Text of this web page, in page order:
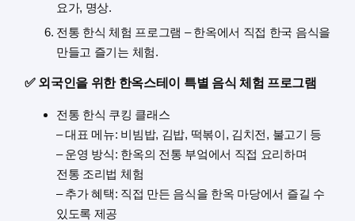
요가, 명상.
전통 한식 체험 프로그램 – 한옥에서 직접 한국 음식을
만들고 즐기는 체험.
✅ 외국인을 위한 한옥스테이 특별 음식 체험 프로그램
전통 한식 쿠킹 클래스
– 대표 메뉴: 비빔밥, 김밥, 떡볶이, 김치전, 불고기 등
– 운영 방식: 한옥의 전통 부엌에서 직접 요리하며
전통 조리법 체험
– 추가 혜택: 직접 만든 음식을 한옥 마당에서 즐길 수
있도록 제공